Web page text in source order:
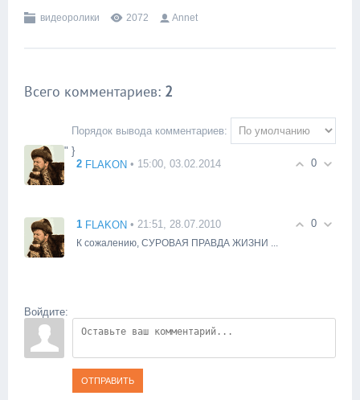
видеоролики 2072 Annet
Всего комментариев: 2
Порядок вывода комментариев:
" }
0
2 FLAKON • 15:00, 03.02.2014
0
1 FLAKON • 21:51, 28.07.2010
К сожалению, СУРОВАЯ ПРАВДА ЖИЗНИ ...
Войдите:
ОТПРАВИТЬ